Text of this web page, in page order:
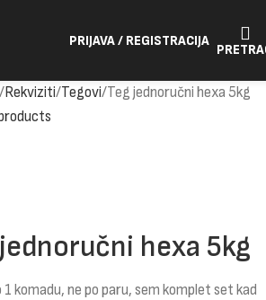
PRIJAVA / REGISTRACIJA
Rekviziti Tegovi Teg jednoručni hexa 5kg
hexa 5kg
1 komadu, ne po paru, sem komplet set kad